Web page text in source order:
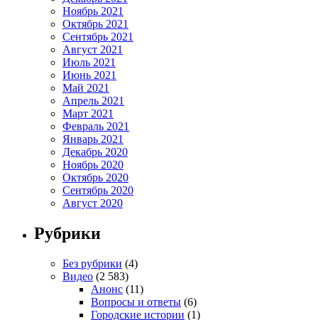
Ноябрь 2021
Октябрь 2021
Сентябрь 2021
Август 2021
Июль 2021
Июнь 2021
Май 2021
Апрель 2021
Март 2021
Февраль 2021
Январь 2021
Декабрь 2020
Ноябрь 2020
Октябрь 2020
Сентябрь 2020
Август 2020
Рубрики
Без рубрики (4)
Видео (2 583)
Анонс (11)
Вопросы и ответы (6)
Городские истории (1)